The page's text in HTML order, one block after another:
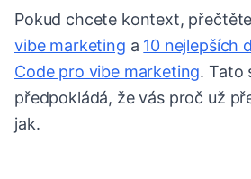
Pokud chcete kontext,
vibe marketing a 10 nejlepších
Code pro vibe marketing. Tato
předpokládá, že vás proč už
jak.